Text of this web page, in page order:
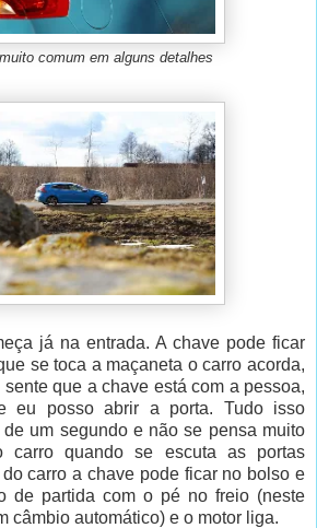
comum em alguns detalhes
já na entrada. A chave pode ficar
se toca a maçaneta o carro acorda,
que a chave está com a pessoa,
eu posso abrir a porta. Tudo isso
um segundo e não se pensa muito
quando se escuta as portas
carro a chave pode ficar no bolso e
de partida com o pé no freio (neste
câmbio automático) e o motor liga.